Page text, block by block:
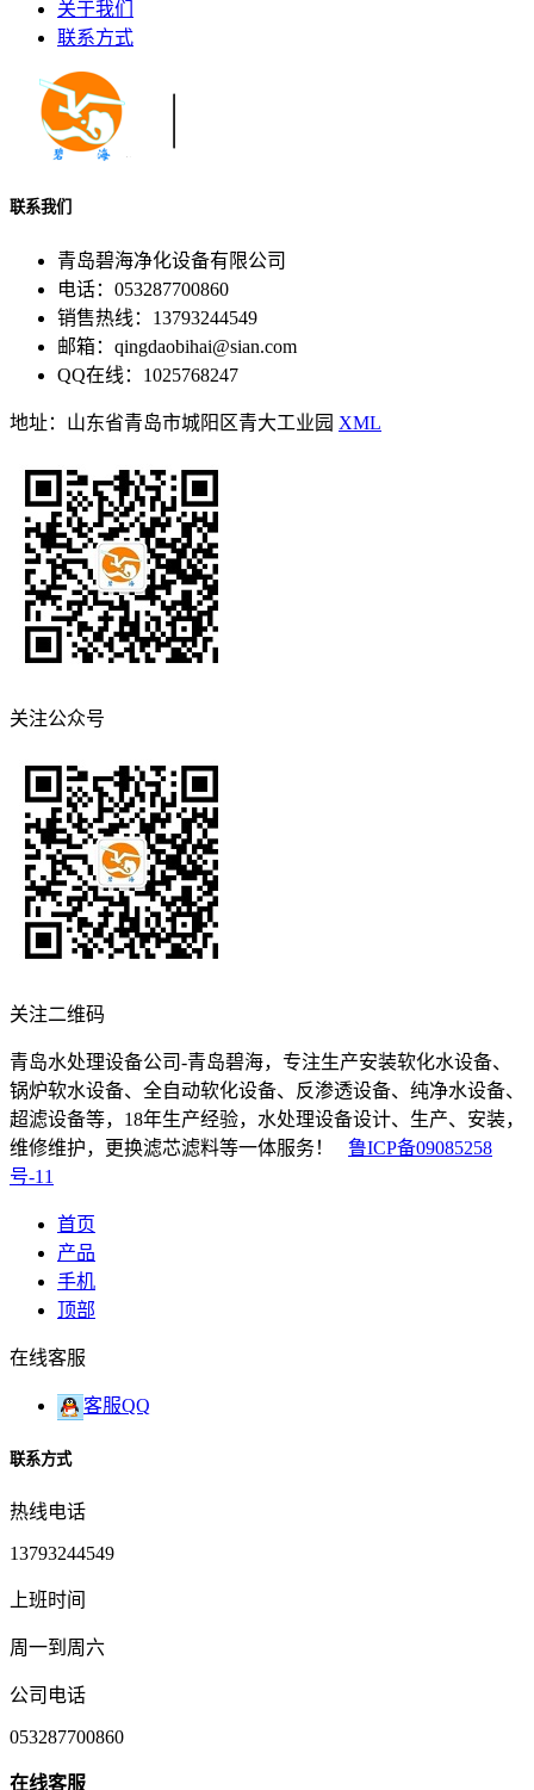
关于我们
联系方式
联系我们
青岛碧海净化设备有限公司
电话：053287700860
销售热线：13793244549
邮箱：qingdaobihai@sian.com
QQ在线：1025768247
地址：山东省青岛市城阳区青大工业园 XML
关注公众号
关注二维码
青岛水处理设备公司-青岛碧海，专注生产安装软化水设备、
锅炉软水设备、全自动软化设备、反渗透设备、纯净水设备、
超滤设备等，18年生产经验，水处理设备设计、生产、安装，
维修维护，更换滤芯滤料等一体服务！ 鲁ICP备09085258
号-11
首页
产品
手机
顶部
在线客服
客服QQ
联系方式
热线电话
13793244549
上班时间
周一到周六
公司电话
053287700860
在线客服